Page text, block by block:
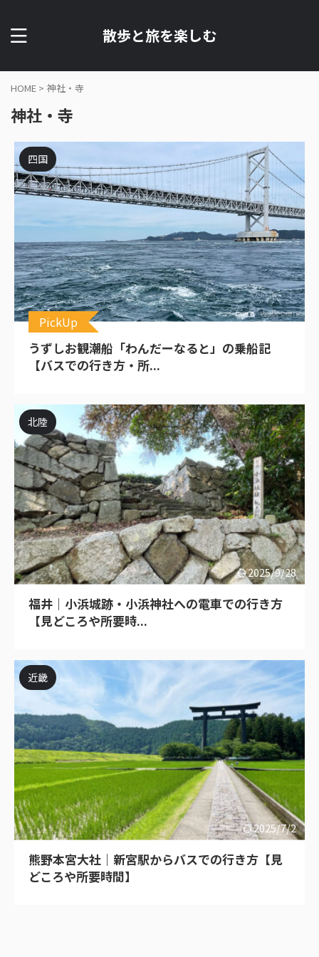
散歩と旅を楽しむ
HOME > 神社・寺
神社・寺
四国
PickUp
うずしお観潮船「わんだーなると」の乗船記
【バスでの行き方・所...
2025/9/28
北陸
福井｜小浜城跡・小浜神社への電車での行き方
【見どころや所要時...
2025/7/2
近畿
熊野本宮大社｜新宮駅からバスでの行き方【見
どころや所要時間】